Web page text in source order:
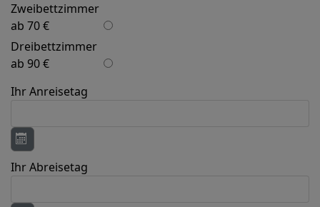
Zweibettzimmer
ab 70 €
Dreibettzimmer
ab 90 €
Ihr Anreisetag
Kalender öffnen
Ihr Abreisetag